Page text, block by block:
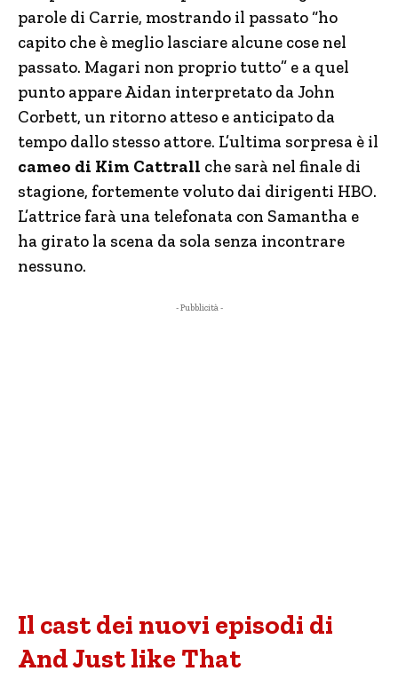
parole di Carrie, mostrando il passato “ho
capito che è meglio lasciare alcune cose nel
passato. Magari non proprio tutto” e a quel
punto appare Aidan interpretato da John
Corbett, un ritorno atteso e anticipato da
tempo dallo stesso attore. L’ultima sorpresa è il
cameo di Kim Cattrall che sarà nel finale di
stagione, fortemente voluto dai dirigenti HBO.
L’attrice farà una telefonata con Samantha e
ha girato la scena da sola senza incontrare
nessuno.
- Pubblicità -
Il cast dei nuovi episodi di
And Just like That